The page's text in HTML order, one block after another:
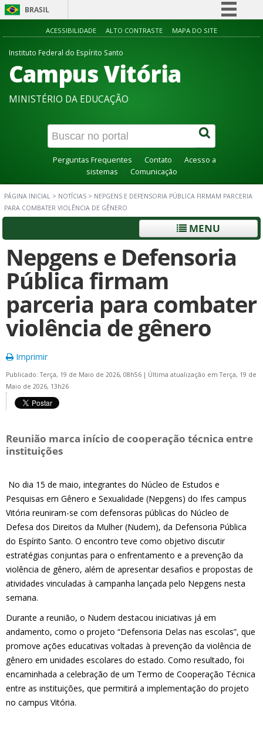
BRASIL
Simplifique!
Acesso à informação
Canais
ACESSIBILIDADE ALTO CONTRASTE MAPA DO SITE
Instituto Federal do Espírito Santo
Campus Vitória
MINISTÉRIO DA EDUCAÇÃO
Perguntas Frequentes Contato
Acesso a
sistemas
Comunicação
PÁGINA INICIAL > NOTÍCIAS > NEPGENS E DEFENSORIA PÚBLICA FIRMAM PARCERIA
PARA COMBATER VIOLÊNCIA DE GÊNERO
MENU
Nepgens e Defensoria
Pública firmam
parceria para combater
violência de gênero
Imprimir
Publicado: Terça, 19 de Maio de 2026, 08h56 | Última atualização em Terça, 19 de
Maio de 2026, 13h26
Reunião marca início de cooperação técnica entre
instituições
No dia 15 de maio, integrantes do Núcleo de Estudos e
Pesquisas em Gênero e Sexualidade (Nepgens) do Ifes campus
Vitória reuniram-se com defensoras públicas do Núcleo de
Defesa dos Direitos da Mulher (Nudem), da Defensoria Pública
do Espírito Santo. O encontro teve como objetivo discutir
estratégias conjuntas para o enfrentamento e a prevenção da
violência de gênero, além de apresentar desafios e propostas de
atividades vinculadas à campanha lançada pelo Nepgens nesta
semana.
Durante a reunião, o Nudem destacou iniciativas já em
andamento, como o projeto “Defensoria Delas nas escolas”, que
promove ações educativas voltadas à prevenção da violência de
gênero em unidades escolares do estado. Como resultado, foi
encaminhada a celebração de um Termo de Cooperação Técnica
entre as instituições, que permitirá a implementação do projeto
no campus Vitória.